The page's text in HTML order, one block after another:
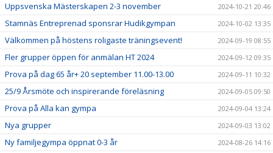
Uppsvenska Mästerskapen 2-3 november 2024-10-21 20:46
Stamnäs Entreprenad sponsrar Hudikgympan 2024-10-02 13:35
Välkommen på höstens roligaste träningsevent! 2024-09-19 08:55
Fler grupper öppen för anmälan HT 2024 2024-09-12 09:35
Prova på dag 65 år+ 20 september 11.00-13.00 2024-09-11 10:32
25/9 Årsmöte och inspirerande föreläsning 2024-09-05 09:50
Prova på Alla kan gympa 2024-09-04 13:24
Nya grupper 2024-09-03 13:02
Ny familjegympa öppnat 0-3 år 2024-08-26 14:16